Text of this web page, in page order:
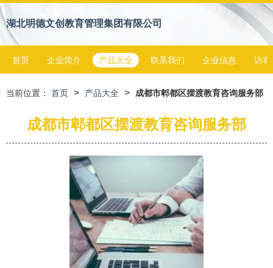
湖北明德文创教育管理集团有限公司
首页 企业简介 产品大全 联系我们 企业信息 访客
当前位置： 首页 > 产品大全 > 成都市郫都区摆渡教育咨询服务部
成都市郫都区摆渡教育咨询服务部